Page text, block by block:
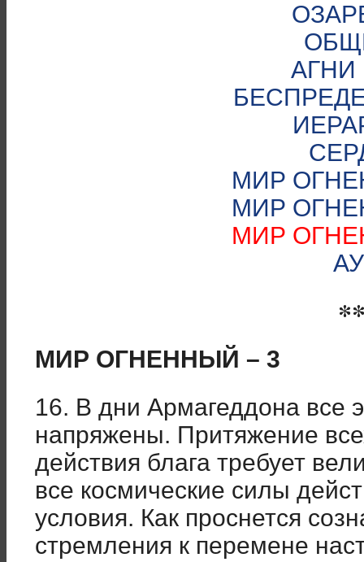
АГНИ
МИР
МИР
МИР
МИР ОГНЕННЫЙ – 3
16. В дни Армагеддона все
напряжены. Притяжение
действия блага требует
все космические силы
условия. Как проснется
стремления к перемене